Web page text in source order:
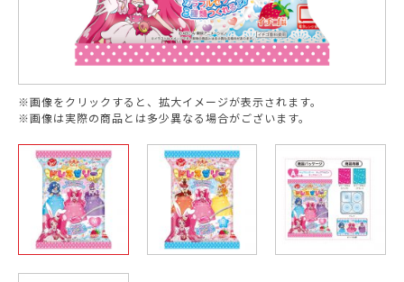
※画像をクリックすると、拡大イメージが表示されます。
※画像は実際の商品とは多少異なる場合がございます。